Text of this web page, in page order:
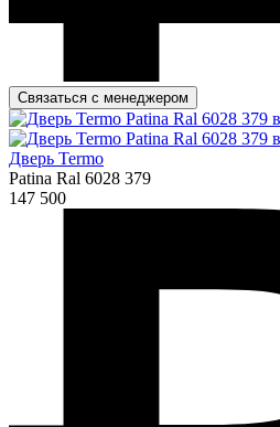
Связаться с менеджером
Дверь Termo
Patina Ral 6028 379
147 500